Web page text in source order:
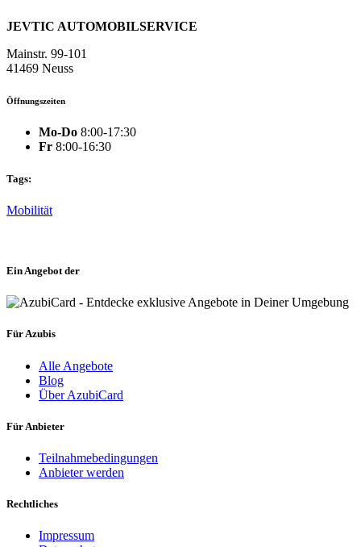
JEVTIC AUTOMOBILSERVICE
Mainstr. 99-101
41469 Neuss
Öffnungszeiten
Mo-Do 8:00-17:30
Fr 8:00-16:30
Tags:
Mobilität
Ein Angebot der
Für Azubis
Alle Angebote
Blog
Über AzubiCard
Für Anbieter
Teilnahmebedingungen
Anbieter werden
Rechtliches
Impressum